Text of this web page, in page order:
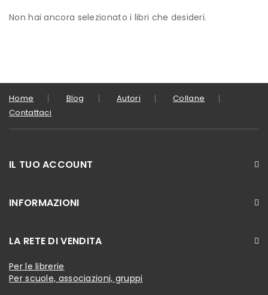
Non hai ancora selezionato i libri che desideri.
Home Blog Autori
Collane
Contattaci
IL TUO ACCOUNT
INFORMAZIONI
LA RETE DI VENDITA
Per le librerie
Per scuole, associazioni, gruppi